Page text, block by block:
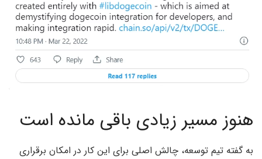
هنوز مسیر زیادی باقی مانده است
به گفته تیم توسعه، چالش اصلی برای این کار در امکان برقراری